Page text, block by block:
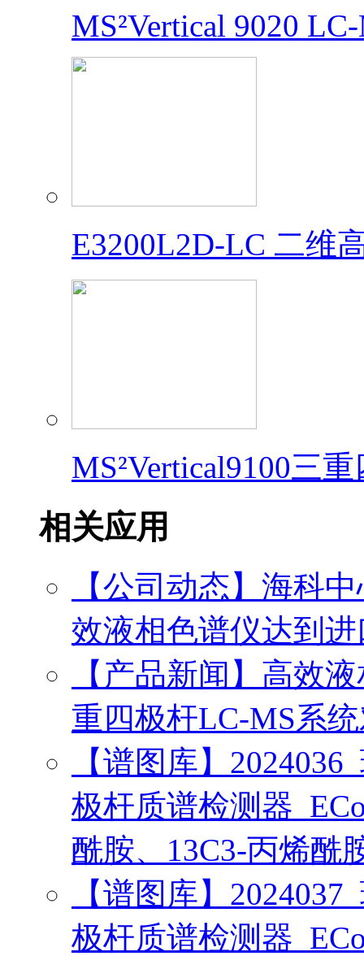
MS²Vertical 9020
E3200L2D-LC 二维
MS²Vertical9100三
相关应用
【公司动态】海科
效液相色谱仪达到
【产品新闻】高效
重四极杆LC-MS系
【谱图库】
极杆质谱检测器
酰胺、13C3-丙烯酰
【谱图库】
极杆质谱检测器